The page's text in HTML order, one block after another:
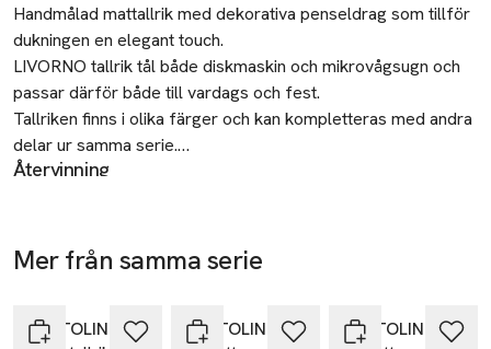
Beskrivning
Handmålad mattallrik med dekorativa penseldrag som tillför
dukningen en elegant touch.
LIVORNO tallrik tål både diskmaskin och mikrovågsugn och
passar därför både till vardags och fest.
Tallriken finns i olika färger och kan kompletteras med andra
delar ur samma serie.
• Tål diskmaskin och mikrovågsugn
• Matcha med andra delar ur samma serie
Återvinning
Åhléns AB
113 43 Stockholm
Mer från samma serie
PORTOLINO LIVING
PORTOLINO LIVING
PORTOLINO LIVING